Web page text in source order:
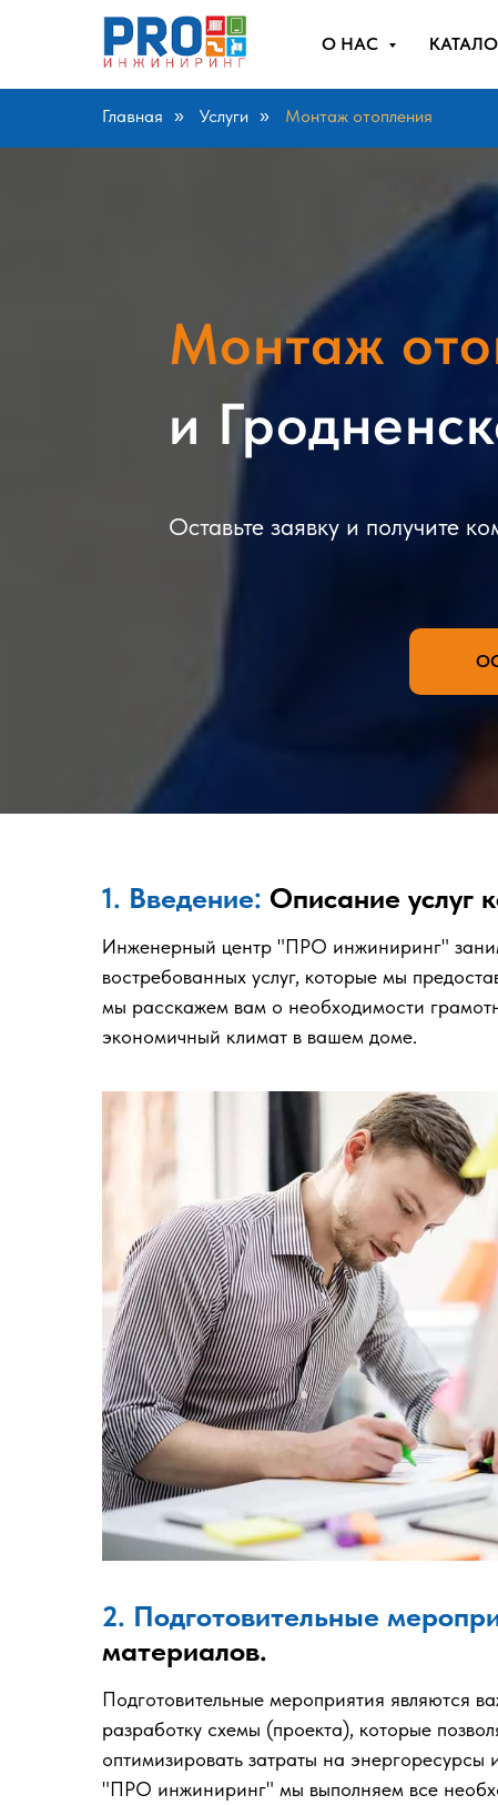
О НАС
Главная » Услуги » Монтаж отопления
Монтаж
и
Оставьте заявку и получите
1. Введение: Описание услуг
Инженерный центр "ПРО инжиниринг"
востребованных услуг, которые мы
мы расскажем вам о необходимости
экономичный климат в вашем доме.
2. Подготовительные
материалов.
Подготовительные мероприятия являются
разработку схемы (проекта), которые
оптимизировать затраты на
"ПРО инжиниринг" мы выполняем все